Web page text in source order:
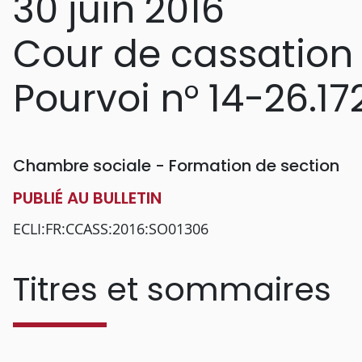
Cour de cassation
Pourvoi n° 14-
Chambre sociale - Formation de section
PUBLIÉ AU BULLETIN
ECLI:FR:CCASS:2016:SO01306
Titres et sommaires